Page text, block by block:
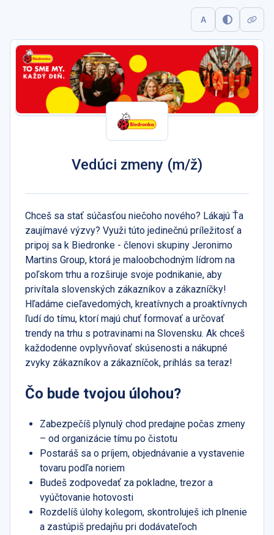
A
Vedúci zmeny (m/ž)
Chceš sa stať súčasťou niečoho nového? Lákajú Ťa
zaujímavé výzvy? Využi túto jedinečnú príležitosť a
pripoj sa k Biedronke - členovi skupiny Jeronimo
Martins Group, ktorá je maloobchodným lídrom na
poľskom trhu a rozširuje svoje podnikanie, aby
privítala slovenských zákazníkov a zákazníčky!
Hľadáme cieľavedomých, kreatívnych a proaktívnych
ľudí do tímu, ktorí majú chuť formovať a určovať
trendy na trhu s potravinami na Slovensku. Ak chceš
každodenne ovplyvňovať skúsenosti a nákupné
zvyky zákazníkov a zákazníčok, prihlás sa teraz!
Čo bude tvojou úlohou?
Zabezpečíš plynulý chod predajne počas zmeny
– od organizácie tímu po čistotu
Postaráš sa o príjem, objednávanie a vystavenie
tovaru podľa noriem
Budeš zodpovedať za pokladne, trezor a
vyúčtovanie hotovosti
Rozdelíš úlohy kolegom, skontroluješ ich plnenie
a zastúpiš predajňu pri dodávateľoch